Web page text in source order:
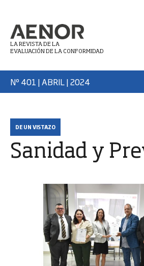
LA REVISTA DE LA
EVALUACIÓN DE LA CONFORMIDAD
Nº 401 | ABRIL| 2024
DE UN VISTAZO
Sanidad y